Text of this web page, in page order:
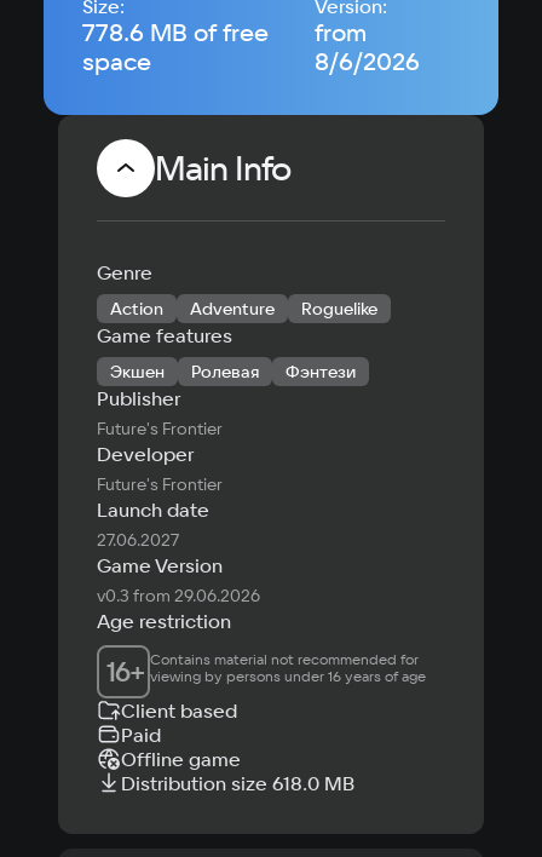
Size:
778.6 MB of free
space
Version:
from
8/6/2026
Main Info
Genre
Action Adventure Roguelike
Game features
Экшен Ролевая Фэнтези
Publisher
Future's Frontier
Developer
Future's Frontier
Launch date
27.06.2027
Game Version
v0.3 from 29.06.2026
Age restriction
16+ Contains material not recommended for
viewing by persons under 16 years of age
Client based
Paid
Offline game
Distribution size 618.0 MB